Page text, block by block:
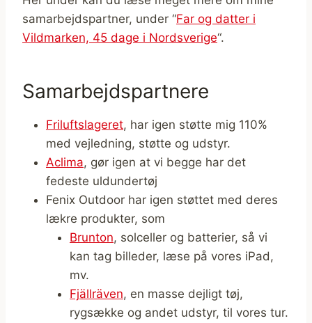
samarbejdspartner, under “Far og datter i
Vildmarken, 45 dage i Nordsverige“.
Samarbejdspartnere
Friluftslageret, har igen støtte mig 110%
med vejledning, støtte og udstyr.
Aclima, gør igen at vi begge har det
fedeste uldundertøj
Fenix Outdoor har igen støttet med deres
lækre produkter, som
Brunton, solceller og batterier, så vi
kan tag billeder, læse på vores iPad,
mv.
Fjällräven, en masse dejligt tøj,
rygsække og andet udstyr, til vores tur.